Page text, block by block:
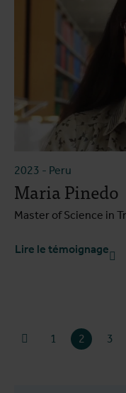
2023 - Peru
Maria Pinedo
Master of Science in
Lire le témoignage
screenreader.prev
1 2 3